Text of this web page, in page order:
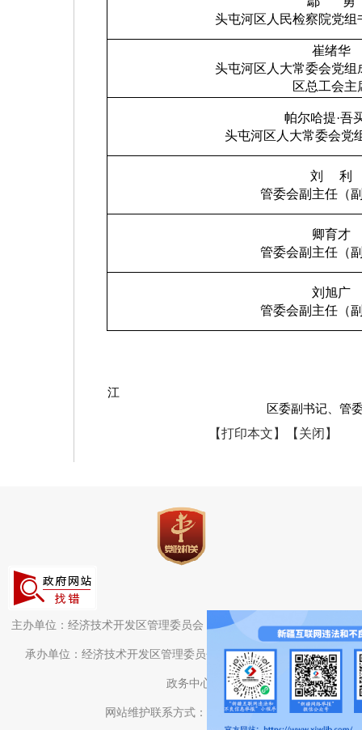
头屯河区人民检察院党组
崔绪华
头屯河区人大常委会党组
区总工会主
帕尔哈提·吾
头屯河区人大常委会党
刘
利
管委会副主任（
卿育才
管委会副主任（
刘旭广
管委会副主任（
江
区委副书记、管
【打印本文】 【关闭】
主办单位：经济技术开发区管理委员会（头屯河区人民政府）办公室
承办单位：经济技术开发区管理委员会（头屯河区人民政府）电子
政务中心
网站维护联系方式：0991-3782709